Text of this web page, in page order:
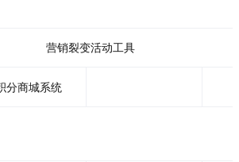
营销裂变活动工具
分商城系统